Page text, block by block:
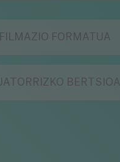
FILMAZIO FORMATUA
JATORRIZKO BERTSIOA